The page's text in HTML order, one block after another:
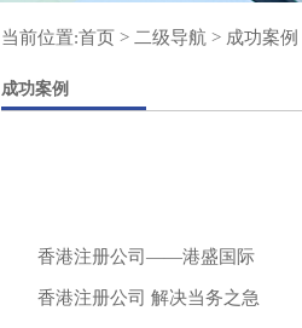
当前位置:首页> 二级导航 > 成功案例
成功案例
香港注册公司——港盛国际
香港注册公司 解决当务之急